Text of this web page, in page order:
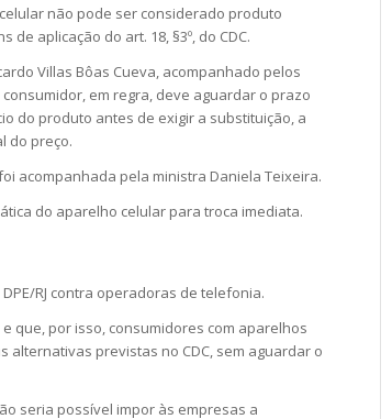
não pode ser considerado produto
aplicação do art. 18, §3º, do CDC.
Villas Bôas Cueva, acompanhado pelos
em regra, deve aguardar o prazo
do produto antes de exigir a substituição, a
do preço.
acompanhada pela ministra Daniela Teixeira.
do aparelho celular para troca imediata.
RJ contra operadoras de telefonia.
que, por isso, consumidores com aparelhos
previstas no CDC, sem aguardar o
seria possível impor às empresas a